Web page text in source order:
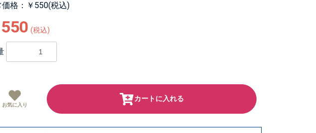
価格：￥550(税込)
(税込)
お気に入り
カートに入れる